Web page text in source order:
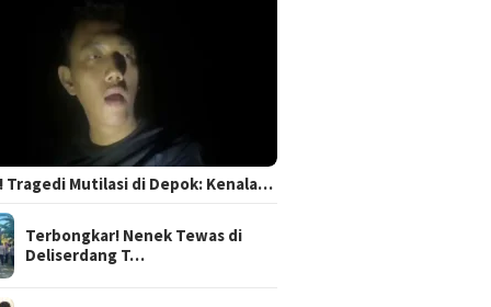
Tragedi Mutilasi di Depok: Kenala…
Terbongkar! Nenek Tewas di
Deliserdang T…